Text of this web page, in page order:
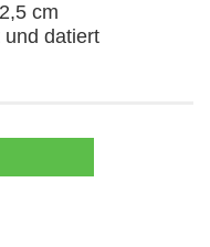
cm
datiert